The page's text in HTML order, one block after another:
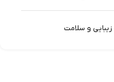
زیبایی و سلامت